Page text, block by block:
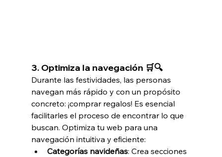
3. Optimiza la navegación 🛒🔍
Durante las festividades, las personas
navegan más rápido y con un propósito
concreto: ¡comprar regalos! Es esencial
facilitarles el proceso de encontrar lo que
buscan. Optimiza tu web para una
navegación intuitiva y eficiente:
Categorías navideñas: Crea secciones